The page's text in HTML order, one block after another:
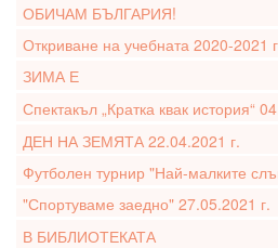
ОБИЧАМ БЪЛГАРИЯ!
Откриване на учебната 2020-2021
ЗИМА Е
Спектакъл „Кратка квак история“
ДЕН НА ЗЕМЯТА 22.04.2021 г.
Футболен турнир "Най-малките
"Спортуваме заедно" 27.05.2021 г.
В БИБЛИОТЕКАТА